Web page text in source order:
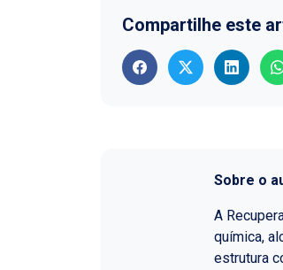
Compartilhe este
Sobre o
A
química,
estrutura